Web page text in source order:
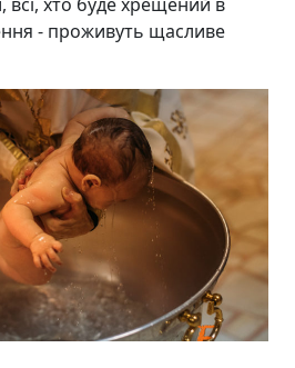
- проживуть щасливе